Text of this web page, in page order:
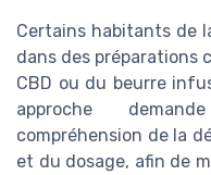
Certains habitants de
dans des préparations
CBD ou du beurre
approche
compréhension de la
et du dosage, afin de